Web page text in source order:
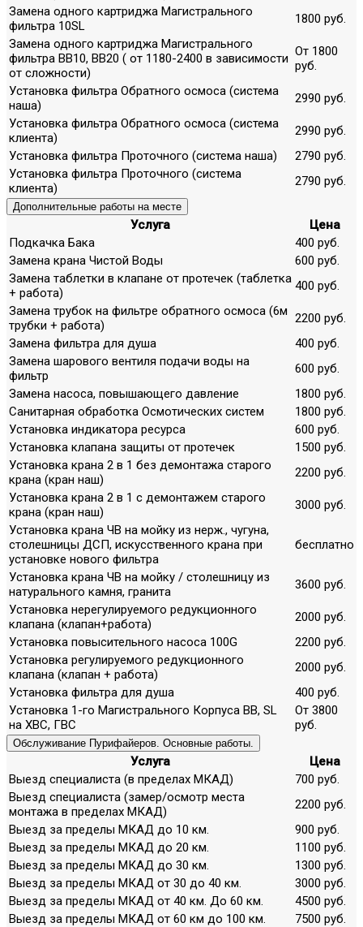
Замена одного картриджа Магистрального
фильтра 10SL
1800 руб.
Замена одного картриджа Магистрального
фильтра ВВ10, ВВ20 ( от 1180-2400 в зависимости
от сложности)
От 1800
руб.
Установка фильтра Обратного осмоса (система
наша)
2990 руб.
Установка фильтра Обратного осмоса (система
клиента)
2990 руб.
Установка фильтра Проточного (система наша)
2790 руб.
Установка фильтра Проточного (система
клиента)
2790 руб.
Дополнительные работы на месте
Услуга
Цена
Подкачка Бака
400 руб.
Замена крана Чистой Воды
600 руб.
Замена таблетки в клапане от протечек (таблетка
+ работа)
400 руб.
Замена трубок на фильтре обратного осмоса (6м
трубки + работа)
2200 руб.
Замена фильтра для душа
400 руб.
Замена шарового вентиля подачи воды на
фильтр
600 руб.
Замена насоса, повышающего давление
1800 руб.
Санитарная обработка Осмотических систем
1800 руб.
Установка индикатора ресурса
600 руб.
Установка клапана защиты от протечек
1500 руб.
Установка крана 2 в 1 без демонтажа старого
крана (кран наш)
2200 руб.
Установка крана 2 в 1 с демонтажем старого
крана (кран наш)
3000 руб.
Установка крана ЧВ на мойку из нерж., чугуна,
столешницы ДСП, искусственного крана при
установке нового фильтра
бесплатно
Установка крана ЧВ на мойку / столешницу из
натурального камня, гранита
3600 руб.
Установка нерегулируемого редукционного
клапана (клапан+работа)
2000 руб.
Установка повысительного насоса 100G
2200 руб.
Установка регулируемого редукционного
клапана (клапан + работа)
2000 руб.
Установка фильтра для душа
400 руб.
Установка 1-го Магистрального Корпуса ВВ, SL
на ХВС, ГВС
От 3800
руб.
Обслуживание Пурифайеров. Основные работы.
Услуга
Цена
Выезд специалиста (в пределах МКАД)
700 руб.
Выезд специалиста (замер/осмотр места
монтажа в пределах МКАД)
2200 руб.
Выезд за пределы МКАД до 10 км.
900 руб.
Выезд за пределы МКАД до 20 км.
1100 руб.
Выезд за пределы МКАД до 30 км.
1300 руб.
Выезд за пределы МКАД от 30 до 40 км.
3000 руб.
Выезд за пределы МКАД от 40 км. До 60 км.
4500 руб.
Выезд за пределы МКАД от 60 км до 100 км.
7500 руб.